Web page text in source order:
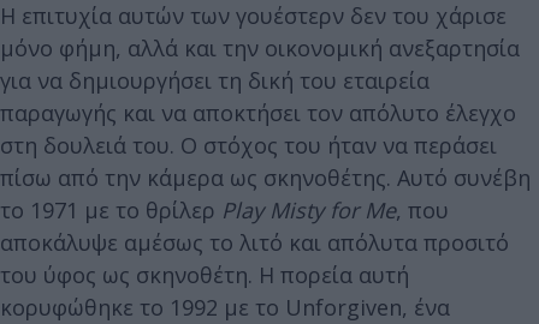
Η επιτυχία αυτών των γουέστερν δεν του χάρισε
μόνο φήμη, αλλά και την οικονομική ανεξαρτησία
για να δημιουργήσει τη δική του εταιρεία
παραγωγής και να αποκτήσει τον απόλυτο έλεγχο
στη δουλειά του. Ο στόχος του ήταν να περάσει
πίσω από την κάμερα ως σκηνοθέτης. Αυτό συνέβη
το 1971 με το θρίλερ Play Misty for Me, που
αποκάλυψε αμέσως το λιτό και απόλυτα προσιτό
του ύφος ως σκηνοθέτη. Η πορεία αυτή
κορυφώθηκε το 1992 με το Unforgiven, ένα